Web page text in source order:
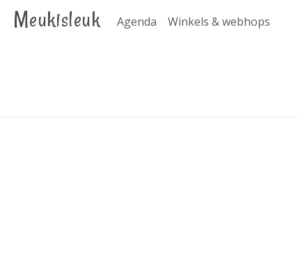
Meukisleuk Agenda Winkels & webhops